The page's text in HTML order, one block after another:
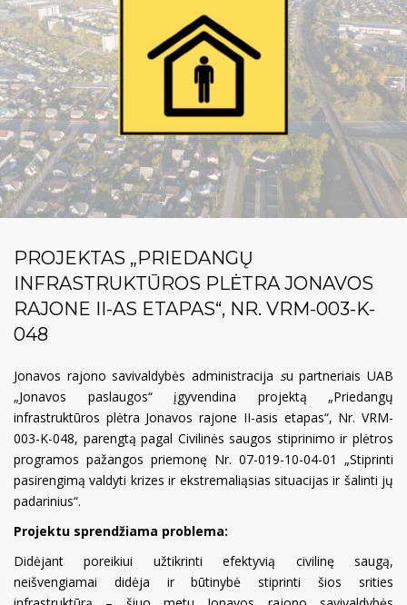
PROJEKTAS „PRIEDANGŲ
INFRASTRUKTŪROS PLĖTRA JONAVOS
RAJONE II-AS ETAPAS“, NR. VRM-003-K-
048
Jonavos rajono savivaldybės administracija su partneriais UAB
„Jonavos paslaugos“ įgyvendina projektą „Priedangų
infrastruktūros plėtra Jonavos rajone II-asis etapas“, Nr. VRM-
003-K-048, parengtą pagal Civilinės saugos stiprinimo ir plėtros
programos pažangos priemonę Nr. 07-019-10-04-01 „Stiprinti
pasirengimą valdyti krizes ir ekstremaliąsias situacijas ir šalinti jų
padarinius“.
Projektu sprendžiama problema:
Didėjant poreikiui užtikrinti efektyvią civilinę saugą,
neišvengiamai didėja ir būtinybė stiprinti šios srities